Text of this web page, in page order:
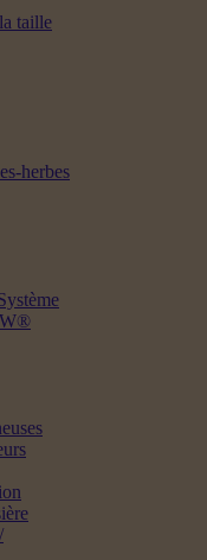
taille
herbes